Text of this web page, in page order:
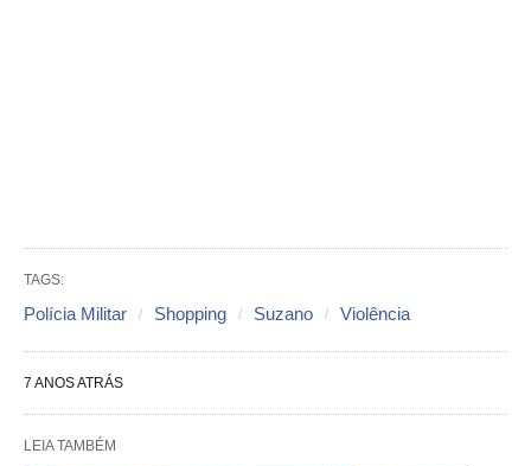
TAGS:
Polícia Militar Shopping Suzano Violência
7 ANOS ATRÁS
LEIA TAMBÉM